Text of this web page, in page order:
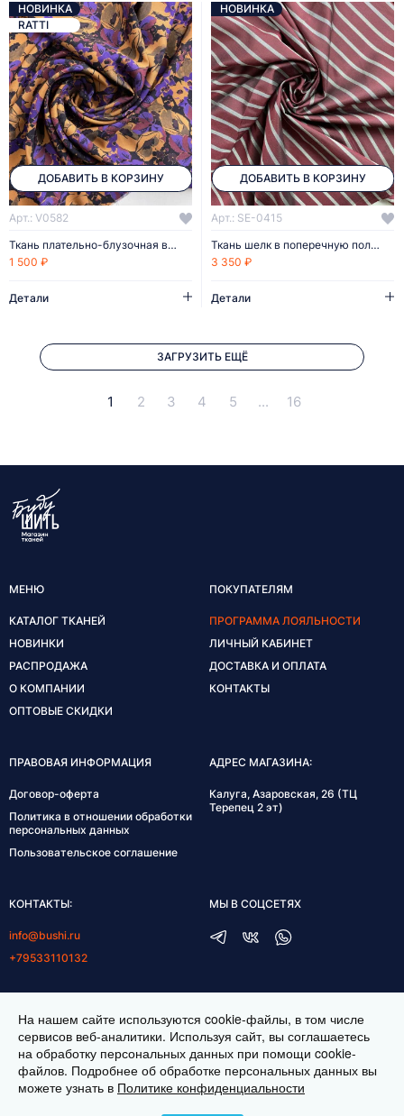
ДОБАВИТЬ В КОРЗИНУ
НОВИНКА
RATTI
Арт.: V0582
Ткань плательно-блузочная вискоза
1 500 ₽
Детали
ДОБАВИТЬ В КОРЗИНУ
НОВИНКА
Арт.: SE-0415
Ткань шелк в поперечную полоску
3 350 ₽
Детали
ЗАГРУЗИТЬ ЕЩЁ
1 2 3 4 5 ... 16
МЕНЮ
КАТАЛОГ ТКАНЕЙ
НОВИНКИ
РАСПРОДАЖА
О КОМПАНИИ
ОПТОВЫЕ СКИДКИ
ПОКУПАТЕЛЯМ
ПРОГРАММА ЛОЯЛЬНОСТИ
ЛИЧНЫЙ КАБИНЕТ
ДОСТАВКА И ОПЛАТА
КОНТАКТЫ
ПРАВОВАЯ ИНФОРМАЦИЯ
Договор-оферта
Политика в отношении обработки
персональных данных
Пользовательское соглашение
АДРЕС МАГАЗИНА:
Калуга, Азаровская, 26 (ТЦ
Терепец 2 эт)
КОНТАКТЫ:
info@bushi.ru
+79533110132
пн-пт 10:00-19:00
сб 11:00-17:00
МЫ В СОЦСЕТЯХ
На нашем сайте используются cookie-файлы, в том числе
сервисов веб-аналитики. Используя сайт, вы соглашаетесь
на обработку персональных данных при помощи cookie-
файлов. Подробнее об обработке персональных данных вы
можете узнать в Политике конфиденциальности